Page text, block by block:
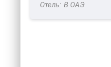
В ОАЭ